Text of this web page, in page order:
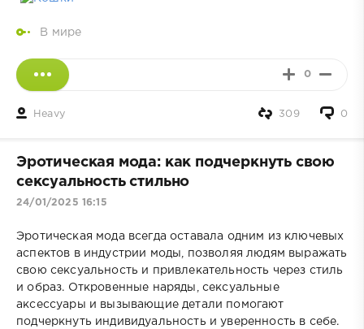
В мире
0
Heavy 0
309
Эротическая мода: как подчеркнуть свою
сексуальность стильно
24/01/2025 16:15
Эротическая мода всегда оставала одним из ключевых
аспектов в индустрии моды, позволяя людям выражать
свою сексуальность и привлекательность через стиль
и образ. Откровенные наряды, сексуальные
аксессуары и вызывающие детали помогают
подчеркнуть индивидуальность и уверенность в себе.